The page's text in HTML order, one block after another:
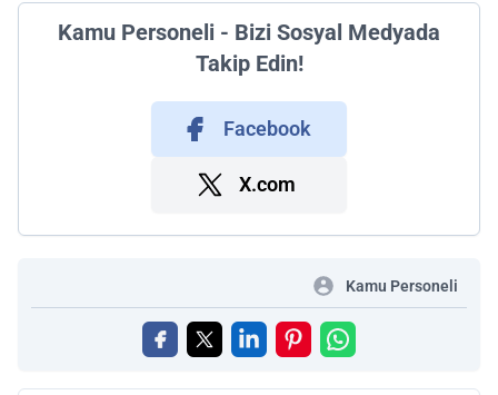
Kamu Personeli - Bizi Sosyal Medyada
Takip Edin!
Facebook
X.com
Kamu Personeli